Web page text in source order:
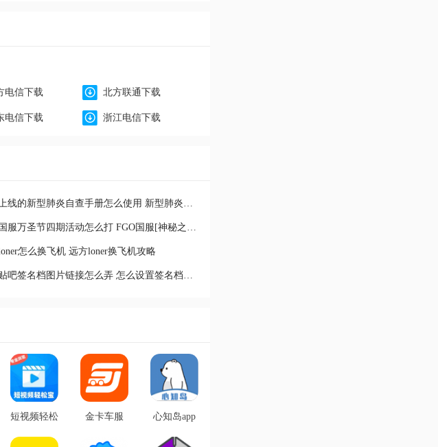
电信下载 北方联通下载
电信下载 浙江电信下载
百度上线的新型肺炎自查手册怎么使用 新型肺炎防护自查
FGO国服万圣节四期活动怎么打 FGO国服[神秘之国的ONIL
怎么换飞机 远方loner换飞机攻略
百度贴吧签名档图片链接怎么弄 怎么设置签名档图片
短视频轻松
宝app安卓
金卡车服
心知岛app
安卓版